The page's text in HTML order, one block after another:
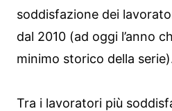
soddisfazione dei
dal 2010 (ad oggi l’anno
minimo storico della
Tra i lavoratori più